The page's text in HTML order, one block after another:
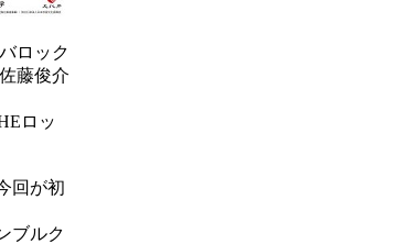
ロック
藤俊介
ロッ
回が初
ブルク